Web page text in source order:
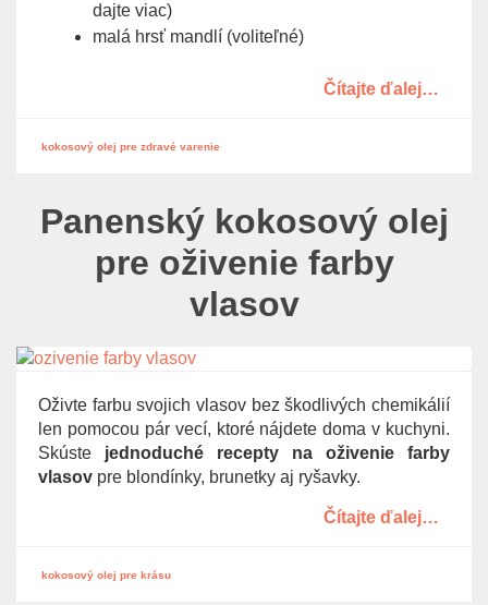
dajte viac)
malá hrsť mandlí (voliteľné)
Čítajte ďalej…
kokosový olej pre zdravé varenie
Panenský kokosový olej
pre oživenie farby
vlasov
Oživte farbu svojich vlasov bez škodlivých chemikálií
len pomocou pár vecí, ktoré nájdete doma v kuchyni.
Skúste jednoduché recepty na oživenie farby
vlasov pre blondínky, brunetky aj ryšavky.
Čítajte ďalej…
kokosový olej pre krásu